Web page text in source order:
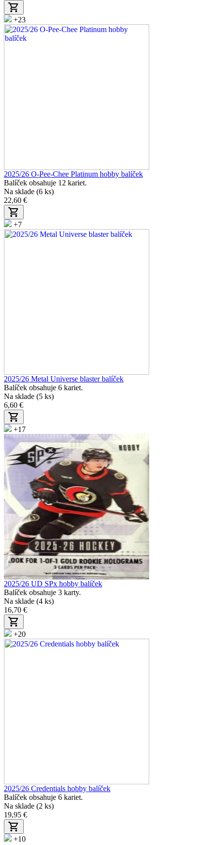
+23
2025/26 O-Pee-Chee Platinum hobby balíček
Balíček obsahuje 12 kariet.
Na sklade (6 ks)
22,60 €
+7
2025/26 Metal Universe blaster balíček
Balíček obsahuje 6 kariet.
Na sklade (5 ks)
6,60 €
+17
2025/26 UD SPx hobby balíček
Balíček obsahuje 3 karty.
Na sklade (4 ks)
16,70 €
+20
2025/26 Credentials hobby balíček
Balíček obsahuje 6 kariet.
Na sklade (2 ks)
19,95 €
+10